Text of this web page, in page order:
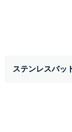
ステンレスバッ